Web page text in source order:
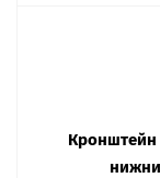
Кронштейн